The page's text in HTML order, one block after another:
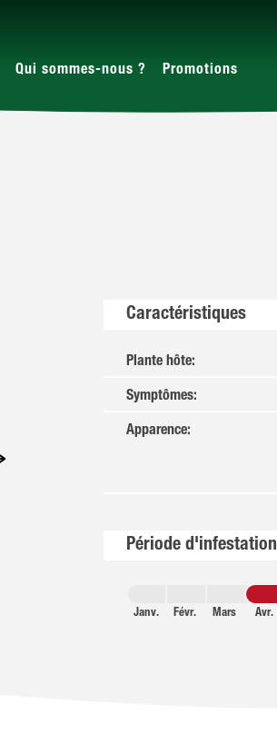
Qui sommes-nous ? Promotions
Caractéristiques
Plante hôte:
Symptômes:
Apparence:
Période d'infestation
Janv. Févr. Mars Avr.